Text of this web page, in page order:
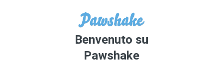
Benvenuto su
Pawshake